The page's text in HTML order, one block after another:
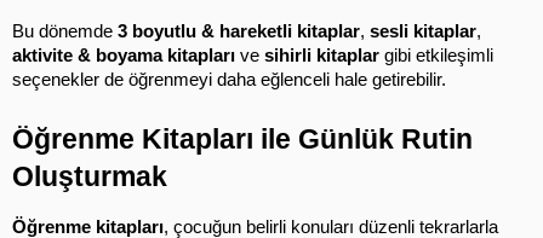
Bu dönemde 3 boyutlu & hareketli kitaplar, sesli kitaplar
aktivite & boyama kitapları ve sihirli kitaplar gibi etkileşimli
seçenekler de öğrenmeyi daha eğlenceli hale getirebilir.
Öğrenme Kitapları ile Günlük Rutin
Oluşturmak
Öğrenme kitapları, çocuğun belirli konuları düzenli tekrarlarla